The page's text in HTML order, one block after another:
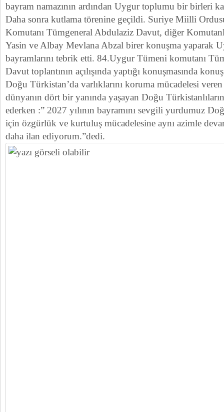
bayram namazının ardından Uygur toplumu bir birleri
Daha sonra kutlama törenine geçildi. Suriye Miilli
Komutanı Tümgeneral Abdulaziz Davut, diğer
Yasin ve Albay Mevlana Abzal birer konuşma yaparak
bayramlarını tebrik etti. 84.Uygur Tümeni komutanı
Davut toplantının açılışında yaptığı konuşmasında
Doğu Türkistan’da varlıklarını koruma mücadelesi
dünyanın dört bir yanında yaşayan Doğu
ederken :” 2027 yılının bayramını sevgili yurdumuz
için özgürlük ve kurtuluş mücadelesine aynı azimle
daha ilan ediyorum.”dedi.